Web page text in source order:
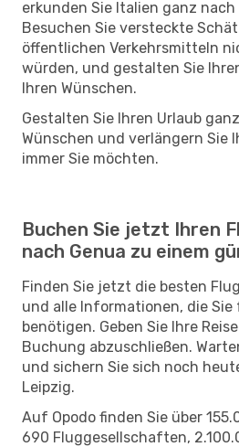
erkunden Sie Italien ganz
Besuchen Sie versteckte
öffentlichen Verkehrsmitteln
würden, und gestalten Sie
Ihren Wünschen.
Gestalten Sie Ihren Urlaub
Wünschen und verlängern Sie
immer Sie möchten.
Buchen Sie jetzt Ihren
nach Genua zu einem
Finden Sie jetzt die besten
und alle Informationen, die Sie
benötigen. Geben Sie Ihre
Buchung abzuschließen.
und sichern Sie sich noch
Leipzig.
Auf Opodo finden Sie über
690 Fluggesellschaften,